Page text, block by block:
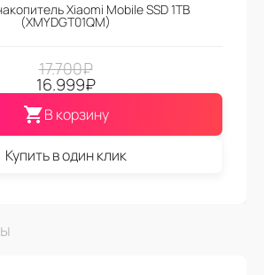
Xiaomi Mobile SSD 1TB
(XMYDGT01QM)
17.700₽
16.999₽
В корзину
Купить в один клик